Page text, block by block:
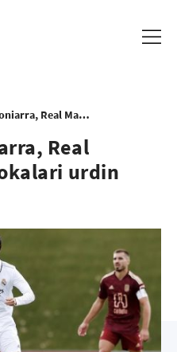
Pipi Nakai japoniarra, Real Madrilek utzita, jokalari urdin berria
Real
urdin